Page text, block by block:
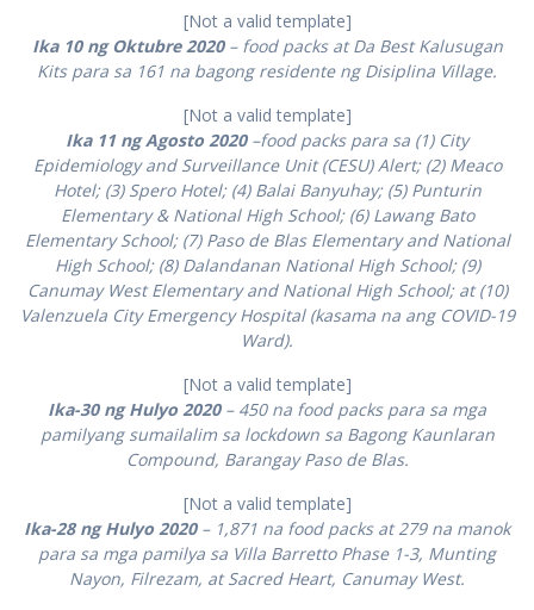
[Not a valid template]
Ika 10 ng Oktubre 2020 – food packs at Da Best Kalusugan
Kits para sa 161 na bagong residente ng Disiplina Village.
[Not a valid template]
Ika 11 ng Agosto 2020 –food packs para sa (1) City
Epidemiology and Surveillance Unit (CESU) Alert; (2) Meaco
Hotel; (3) Spero Hotel; (4) Balai Banyuhay; (5) Punturin
Elementary & National High School; (6) Lawang Bato
Elementary School; (7) Paso de Blas Elementary and National
High School; (8) Dalandanan National High School; (9)
Canumay West Elementary and National High School; at (10)
Valenzuela City Emergency Hospital (kasama na ang COVID-19
Ward).
[Not a valid template]
Ika-30 ng Hulyo 2020– 450 na food packs para sa mga
pamilyang sumailalim sa lockdown sa Bagong Kaunlaran
Compound, Barangay Paso de Blas.
[Not a valid template]
Ika-28 ng Hulyo 2020– 1,871 na food packs at 279 na manok
para sa mga pamilya sa Villa Barretto Phase 1-3, Munting
Nayon, Filrezam, at Sacred Heart, Canumay West.